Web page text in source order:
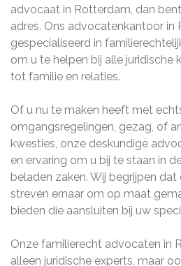
advocaat in Rotterdam, dan
adres. Ons advocatenkantoor
gespecialiseerd in
om u te helpen bij alle juridische
tot familie en relaties.
Of u nu te maken heeft met
omgangsregelingen, gezag, of
kwesties, onze deskundige
en ervaring om u bij te staan in
beladen zaken. Wij begrijpen dat
streven ernaar om op maat
bieden die aansluiten bij uw
Onze familierecht advocaten in
alleen juridische experts, maar